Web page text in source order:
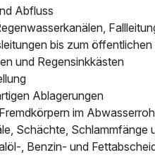
Abfluss
bis zum öffentlichen
und Regensinkkästen
Ablagerungen
im
Schächte, Schlammfänge
, Benzin- und